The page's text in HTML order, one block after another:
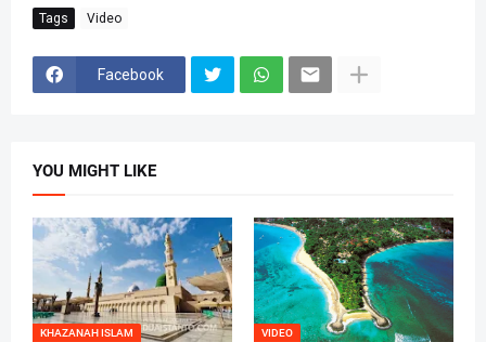
Tags Video
Facebook
YOU MIGHT LIKE
KHAZANAH ISLAM VIDEO